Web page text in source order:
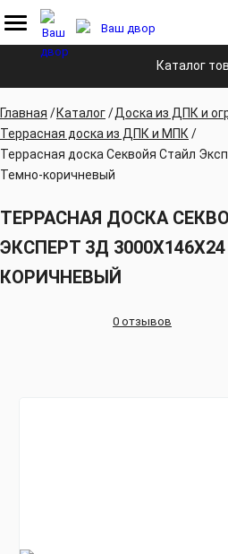
Каталог
Главная Каталог
Доска из ДПК и
Террасная доска из ДПК и МПК
Террасная доска Секвойя Стайл
Темно-коричневый
ТЕРРАСНАЯ ДОСКА
ЭКСПЕРТ 3Д
КОРИЧНЕВЫЙ
0 отзывов